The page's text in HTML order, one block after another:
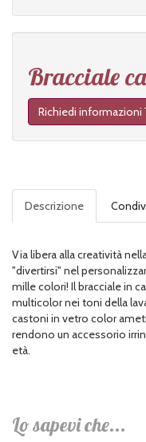
Bracciale
Richiedi informazioni
Descrizione
Via libera alla creatività
"divertirsi" nel
mille colori! Il bracciale in
multicolor nei toni della
castoni in vetro color
rendono un accessorio
età.
Lo sapevi che...